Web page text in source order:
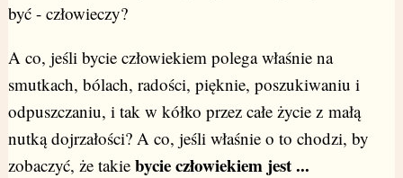
być - człowieczy?
A co, jeśli bycie człowiekiem polega właśnie na
smutkach, bólach, radości, pięknie, poszukiwaniu i
odpuszczaniu, i tak w kółko przez całe życie z małą
nutką dojrzałości? A co, jeśli właśnie o to chodzi, by
zobaczyć, że takie bycie człowiekiem jest ...